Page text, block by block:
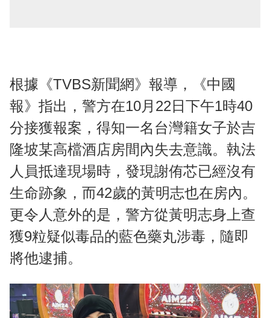
根據《TVBS新聞網》報導，《中國
報》指出，警方在10月22日下午1時40
分接獲報案，得知一名台灣籍女子於吉
隆坡某高檔酒店房間內失去意識。執法
人員抵達現場時，發現謝侑芯已經沒有
生命跡象，而42歲的黃明志也在房內。
更令人意外的是，警方從黃明志身上查
獲9粒疑似毒品的藍色藥丸涉毒，隨即
將他逮捕。